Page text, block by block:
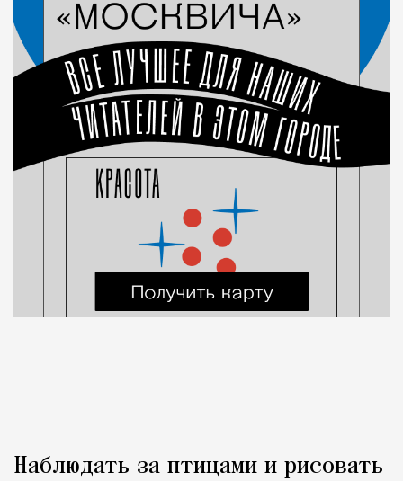
Наблюдать за птицами и рисовать